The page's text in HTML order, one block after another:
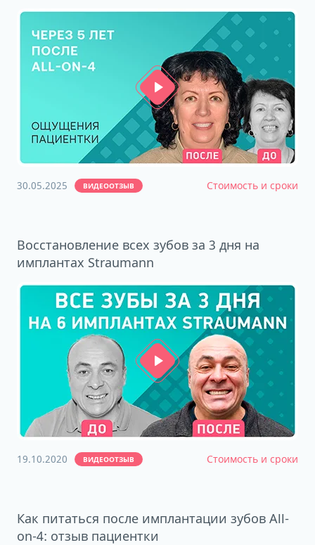
30.05.2025 ВИДЕООТЗЫВ Стоимость и сроки
Восстановление всех зубов за 3 дня на
имплантах Straumann
19.10.2020 ВИДЕООТЗЫВ Стоимость и сроки
Как питаться после имплантации зубов All-
on-4: отзыв пациентки